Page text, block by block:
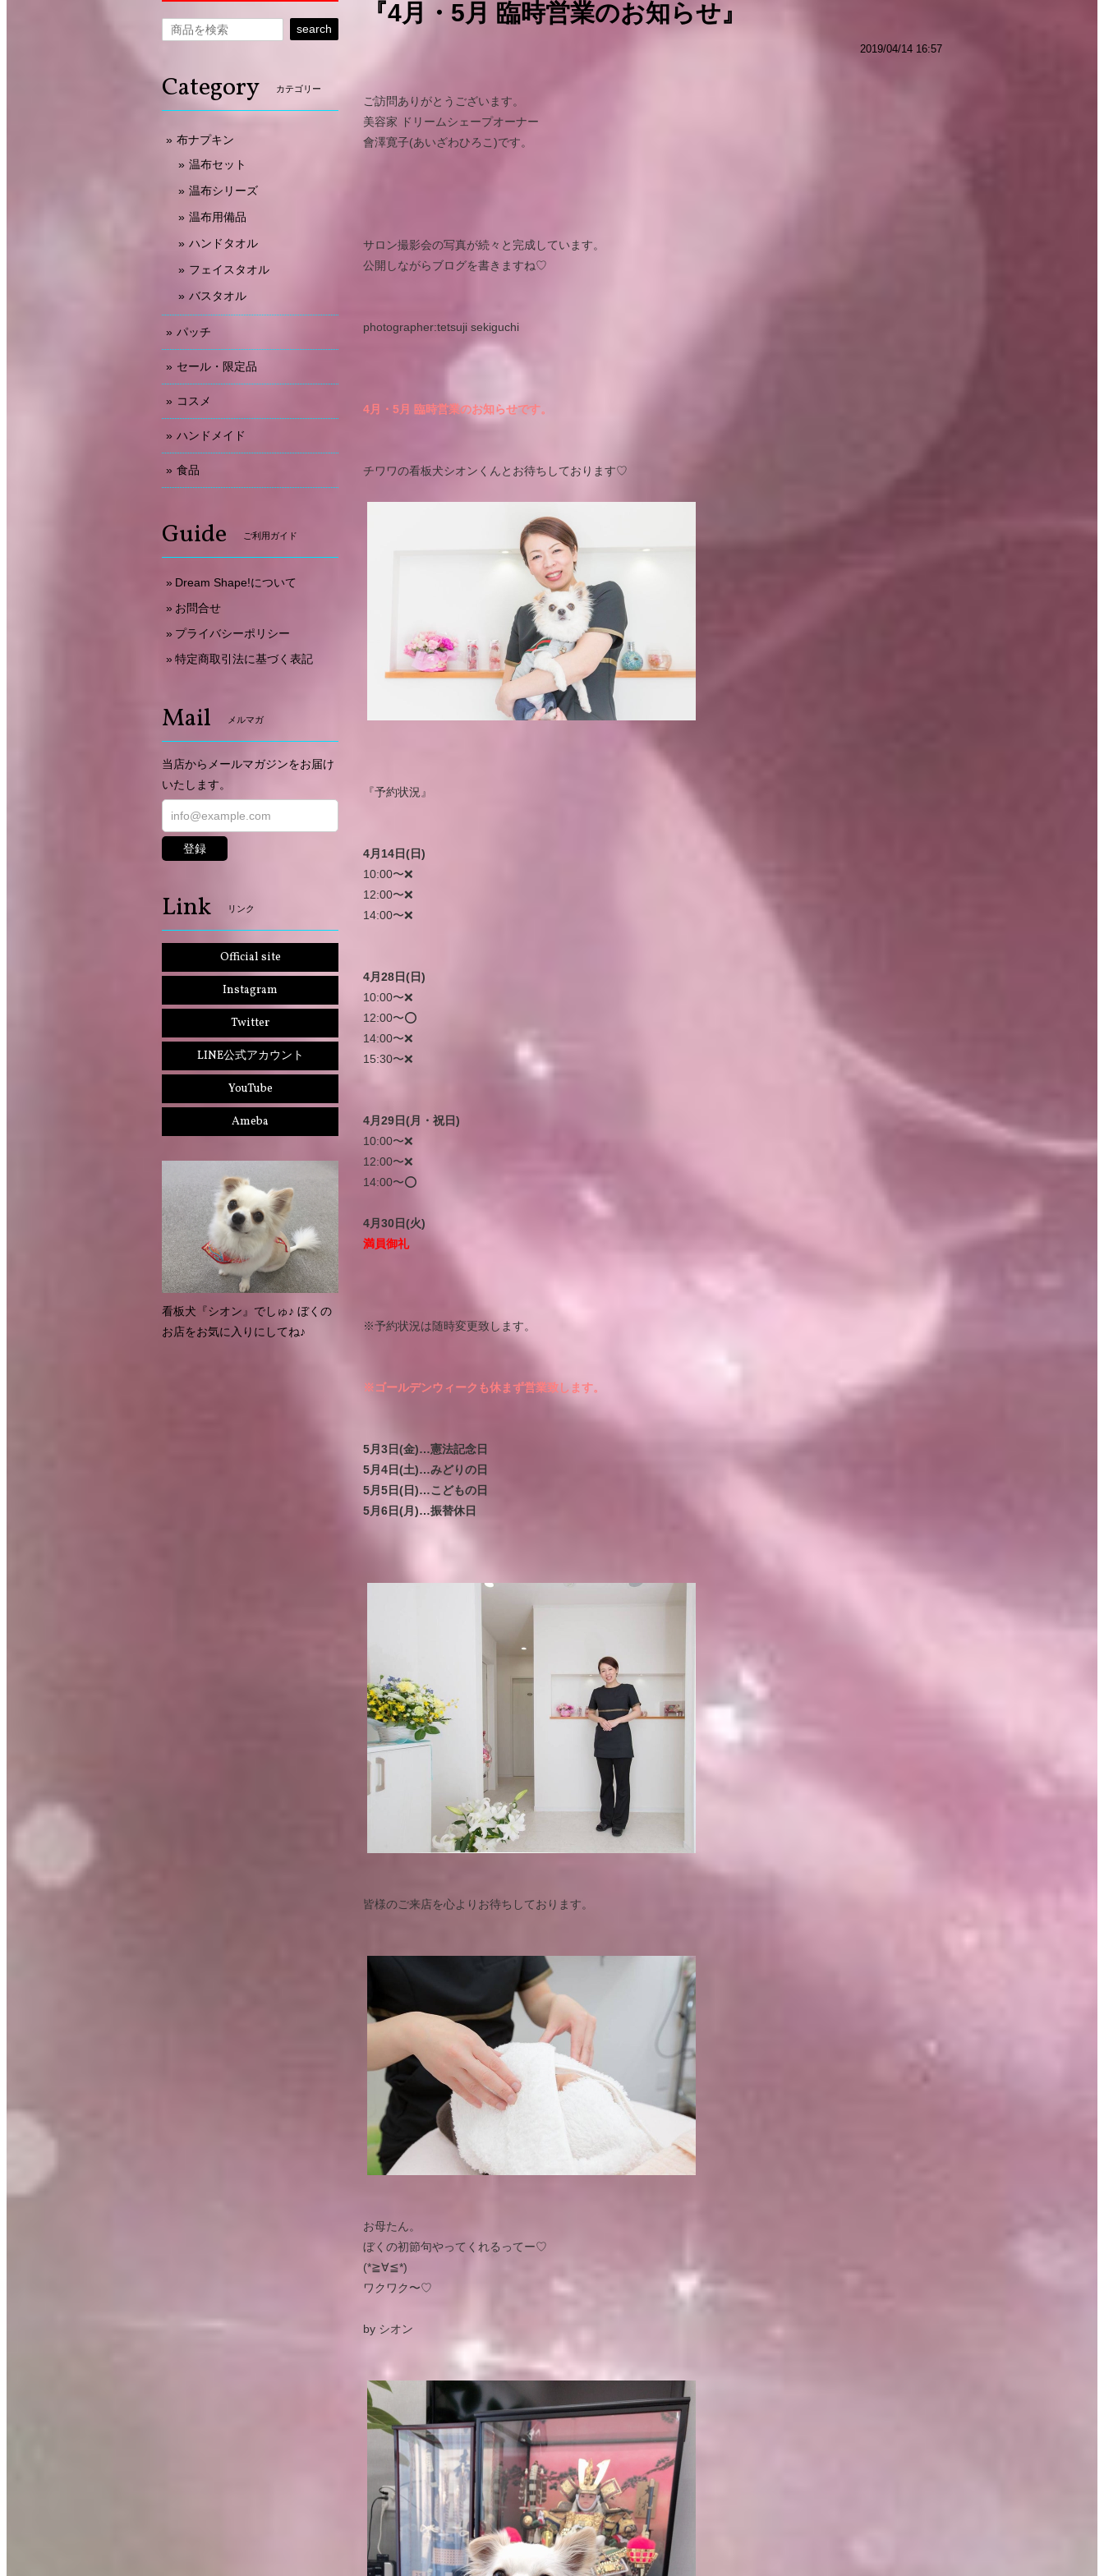
『4月・5月 臨時営業のお知らせ』
2019/04/14 16:57
ご訪問ありがとうございます。
美容家 ドリームシェープオーナー
會澤寛子(あいざわひろこ)です。
サロン撮影会の写真が続々と完成しています。
公開しながらブログを書きますね♡
photographer:tetsuji sekiguchi
4月・5月 臨時営業のお知らせです。
チワワの看板犬シオンくんとお待ちしております♡
『予約状況』
4月14日(日)
10:00〜❌
12:00〜❌
14:00〜❌
4月28日(日)
10:00〜❌
12:00〜⭕️
14:00〜❌
15:30〜❌
4月29日(月・祝日)
10:00〜❌
12:00〜❌
14:00〜⭕️
4月30日(火)
満員御礼
※予約状況は随時変更致します。
※ゴールデンウィークも休まず営業致します。
5月3日(金)…憲法記念日
5月4日(土)…みどりの日
5月5日(日)…こどもの日
5月6日(月)…振替休日
皆様のご来店を心よりお待ちしております。
お母たん。
ぼくの初節句やってくれるってー♡
(*≧∀≦*)
ワクワク〜♡
by シオン
search
Category カテゴリー
布ナプキン
温布セット
温布シリーズ
温布用備品
ハンドタオル
フェイスタオル
バスタオル
パッチ
セール・限定品
コスメ
ハンドメイド
食品
Guide ご利用ガイド
Dream Shape!について
お問合せ
プライバシーポリシー
特定商取引法に基づく表記
Mail メルマガ
当店からメールマガジンをお届け
いたします。
登録
Link リンク
Official site
Instagram
Twitter
LINE公式アカウント
YouTube
Ameba
看板犬『シオン』でしゅ♪ ぼくの
お店をお気に入りにしてね♪